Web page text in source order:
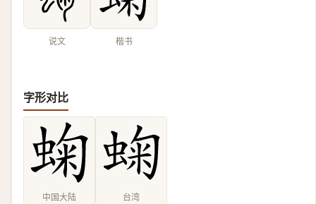
说文 楷书
字形对比
中国大陆 台湾